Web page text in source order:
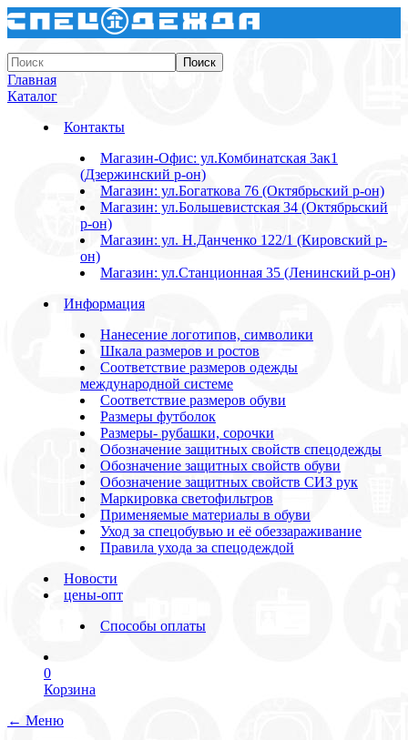
Главная
Каталог
Контакты
Магазин-Офис: ул.Комбинатская 3ак1
(Дзержинский р-он)
Магазин: ул.Богаткова 76 (Октябрьский р-он)
Магазин: ул.Большевистская 34 (Октябрьский
р-он)
Магазин: ул. Н.Данченко 122/1 (Кировский р-
он)
Магазин: ул.Станционная 35 (Ленинский р-он)
Информация
Нанесение логотипов, символики
Шкала размеров и ростов
Соответствие размеров одежды
международной системе
Соответствие размеров обуви
Размеры футболок
Размеры- рубашки, сорочки
Обозначение защитных свойств спецодежды
Обозначение защитных свойств обуви
Обозначение защитных свойств СИЗ рук
Маркировка светофильтров
Применяемые материалы в обуви
Уход за спецобувью и её обеззараживание
Правила ухода за спецодеждой
Новости
цены-опт
Способы оплаты
0
Корзина
← Меню